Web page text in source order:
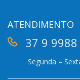
ATENDIMENTO
37 9
Segunda –